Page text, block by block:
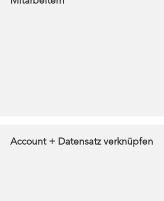
Account + Datensatz verknüpfen